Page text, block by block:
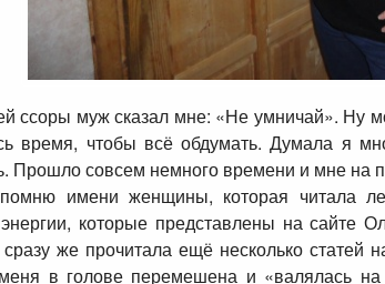
ссоры муж сказал мне: «Не умничай». Ну
время, чтобы всё обдумать. Думала я
Прошло совсем немного времени и мне
имени женщины, которая читала
которые представлены на
же прочитала ещё несколько статей
в голове перемешена и «валялась